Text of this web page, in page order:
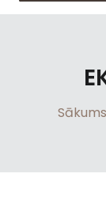
Sākums